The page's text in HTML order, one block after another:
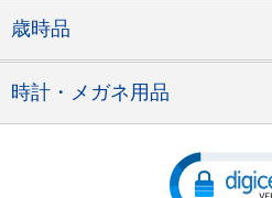
歳時品
時計・メガネ用品